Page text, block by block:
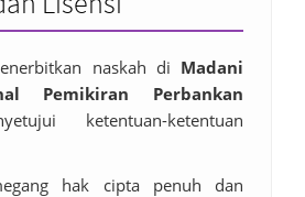
naskah di Madani
Pemikiran Perbankan
ketentuan-ketentuan
hak cipta penuh dan